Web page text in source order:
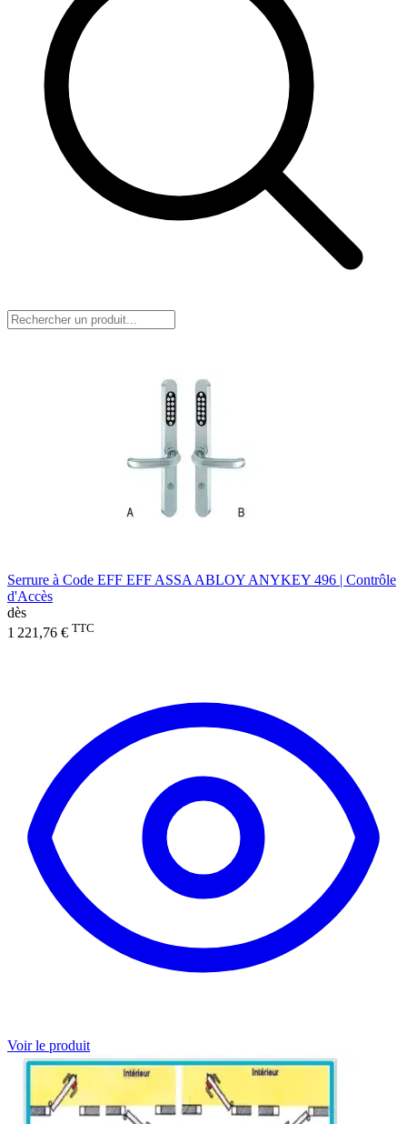
Serrure à Code EFF EFF ASSA ABLOY ANYKEY 496 | Contrôle
d'Accès
dès
1 221,76 € TTC
Voir le produit